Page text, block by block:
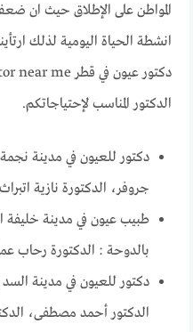
المواطن على الإطلاق حيث ان
انشطة الحياة اليومية لذلك
الدكتور المناسب لإحتياجاتكم.
دكتور للعيون في مدينة
جروفر، الدكتورة نازية
طبيب عيون في مدينة خليفة
بالدوحة : الدكتورة رحاب
دكتور للعيون في مدينة
الدكتور أحمد مصطفى،